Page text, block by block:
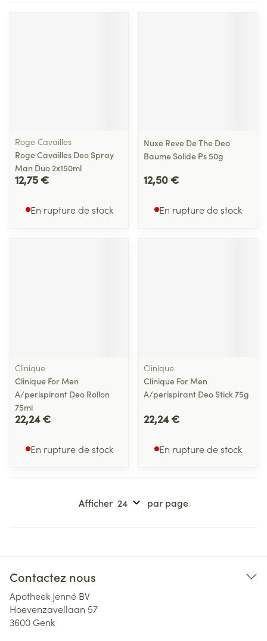
Roge Cavailles
Roge Cavailles Deo Spray
Man Duo 2x150ml
12,75 €
En rupture de stock
Nuxe Reve De The Deo
Baume Solide Ps 50g
12,50 €
En rupture de stock
Clinique
Clinique For Men
A/perispirant Deo Rollon
75ml
22,24 €
En rupture de stock
Clinique
Clinique For Men
A/perispirant Deo Stick 75g
22,24 €
En rupture de stock
Afficher par page
Contactez nous
Apotheek Jenné BV
Hoevenzavellaan 57
3600 Genk